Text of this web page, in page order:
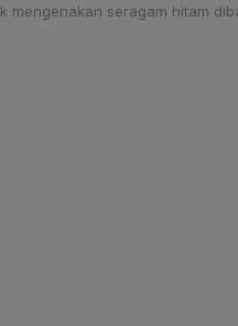
mengenakan seragam hitam